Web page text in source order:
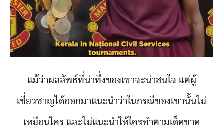
แม้ว่าผลลัพธ์ที่น่าทึ่งของเขาจะน่าสนใจ แต่ผู้
เชี่ยวชาญได้ออกมาแนะนำว่าในกรณีของเขานั้นไม่
เหมือนใคร และไม่แนะนำให้ใครทำตามเด็ดขาด